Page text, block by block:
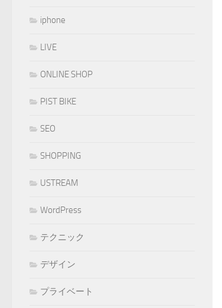
iphone
LIVE
ONLINE SHOP
PIST BIKE
SEO
SHOPPING
USTREAM
WordPress
テクニック
デザイン
プライベート